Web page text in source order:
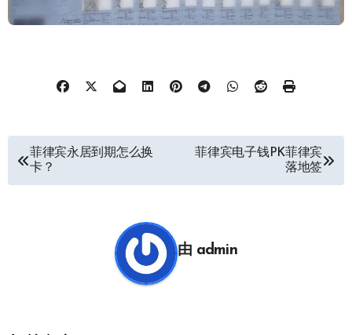
菲律宾永居到期怎么换
卡？
菲律宾电子钱PK菲律宾
落地签
由 admin